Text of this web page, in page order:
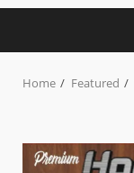
Home Featured